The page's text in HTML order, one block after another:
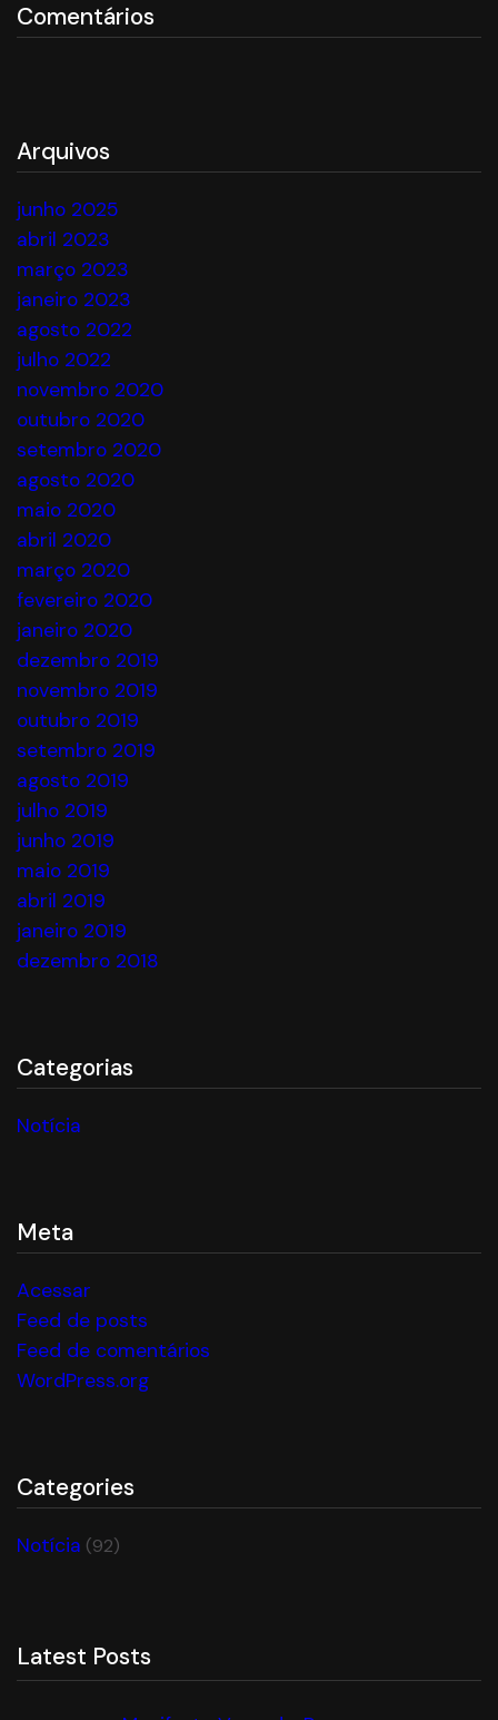
Comentários
Arquivos
junho 2025
abril 2023
março 2023
janeiro 2023
agosto 2022
julho 2022
novembro 2020
outubro 2020
setembro 2020
agosto 2020
maio 2020
abril 2020
março 2020
fevereiro 2020
janeiro 2020
dezembro 2019
novembro 2019
outubro 2019
setembro 2019
agosto 2019
julho 2019
junho 2019
maio 2019
abril 2019
janeiro 2019
dezembro 2018
Categorias
Notícia
Meta
Acessar
Feed de posts
Feed de comentários
WordPress.org
Categories
Notícia (92)
Latest Posts